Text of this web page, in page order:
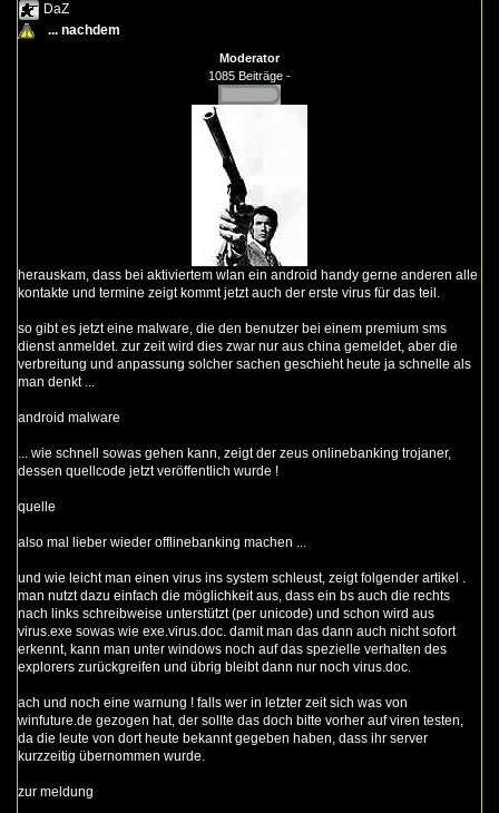
DaZ
... nachdem
Moderator
1085 Beiträge -
herauskam, dass bei aktiviertem wlan ein android handy gerne anderen alle
kontakte und termine zeigt kommt jetzt auch der erste virus für das teil.
so gibt es jetzt eine malware, die den benutzer bei einem premium sms
dienst anmeldet. zur zeit wird dies zwar nur aus china gemeldet, aber die
verbreitung und anpassung solcher sachen geschieht heute ja schnelle als
man denkt ...
android malware
... wie schnell sowas gehen kann, zeigt der zeus onlinebanking trojaner,
dessen quellcode jetzt veröffentlich wurde !
quelle
also mal lieber wieder offlinebanking machen ...
und wie leicht man einen virus ins system schleust, zeigt folgender artikel
man nutzt dazu einfach die möglichkeit aus, dass ein bs auch die rechts
nach links schreibweise unterstützt (per unicode) und schon wird aus
virus.exe sowas wie exe.virus.doc. damit man das dann auch nicht sofort
erkennt, kann man unter windows noch auf das spezielle verhalten des
explorers zurückgreifen und übrig bleibt dann nur noch virus.doc.
ach und noch eine warnung ! falls wer in letzter zeit sich was von
winfuture.de gezogen hat, der sollte das doch bitte vorher auf viren testen,
da die leute von dort heute bekannt gegeben haben, dass ihr server
kurzzeitig übernommen wurde.
zur meldung